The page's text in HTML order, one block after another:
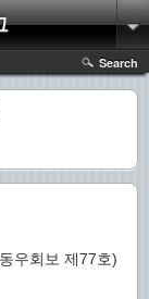
Search
우회보 제77호)